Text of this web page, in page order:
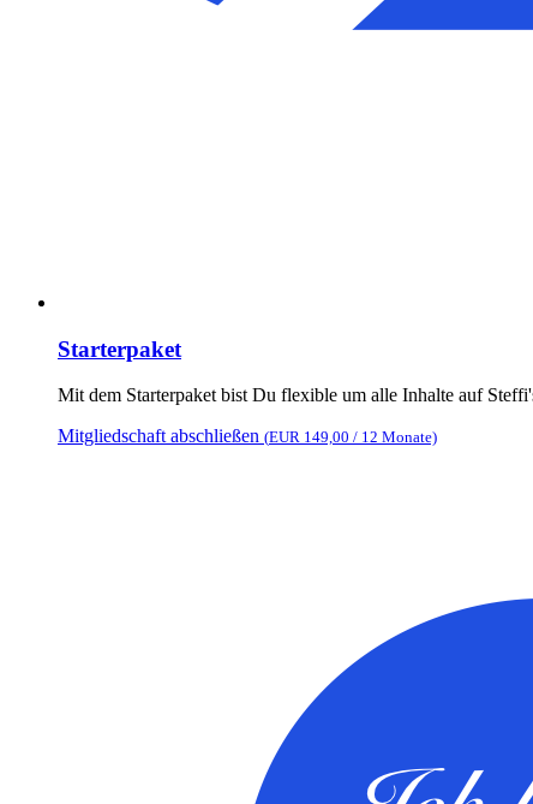
Starterpaket
Mit dem Starterpaket bist Du flexible um alle Inhalte auf
Mitgliedschaft abschließen (EUR 149,00 / 12 Monate)